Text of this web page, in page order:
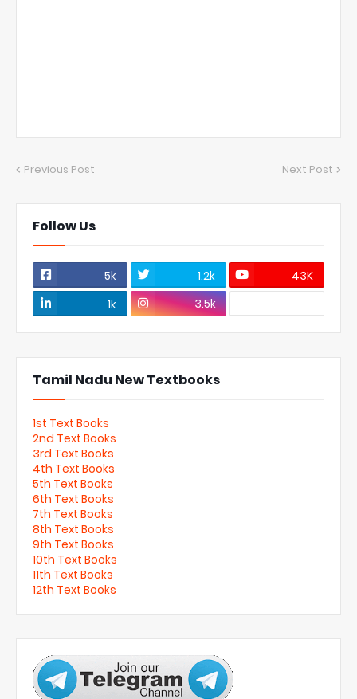
Previous Post Next Post
Follow Us
5k 1.2k
43K
1k
3.5k
Tamil Nadu New Textbooks
1st Text Books
2nd Text Books
3rd Text Books
4th Text Books
5th Text Books
6th Text Books
7th Text Books
8th Text Books
9th Text Books
10th Text Books
11th Text Books
12th Text Books